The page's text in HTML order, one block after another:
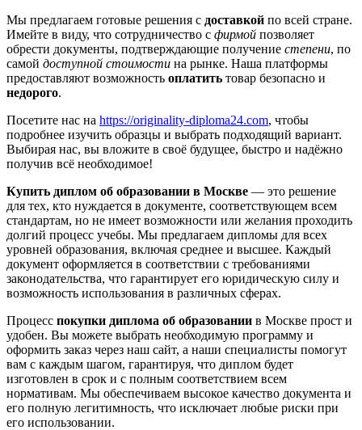
Мы предлагаем готовые решения с доставкой по всей стране.
Имейте в виду, что сотрудничество с фирмой позволяет
обрести документы, подтверждающие получение степени, по
самой доступной стоимости на рынке. Наша платформы
предоставляют возможность оплатить товар безопасно и
недорого.
Посетите нас на https://originality-diploma24.com, чтобы
подробнее изучить образцы и выбрать подходящий вариант.
Выбирая нас, вы вложите в своё будущее, быстро и надёжно
получив всё необходимое!
Купить диплом об образовании в Москве — это решение
для тех, кто нуждается в документе, соответствующем всем
стандартам, но не имеет возможности или желания проходить
долгий процесс учебы. Мы предлагаем дипломы для всех
уровней образования, включая среднее и высшее. Каждый
документ оформляется в соответствии с требованиями
законодательства, что гарантирует его юридическую силу и
возможность использования в различных сферах.
Процесс покупки диплома об образовании в Москве прост и
удобен. Вы можете выбрать необходимую программу и
оформить заказ через наш сайт, а наши специалисты помогут
вам с каждым шагом, гарантируя, что диплом будет
изготовлен в срок и с полным соответствием всем
нормативам. Мы обеспечиваем высокое качество документа и
его полную легитимность, что исключает любые риски при
его использовании.